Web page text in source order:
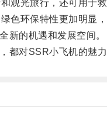
光旅行，还可用于救
环保特性更加明显，
的机遇和发展空间。
对SSR小飞机的魅力